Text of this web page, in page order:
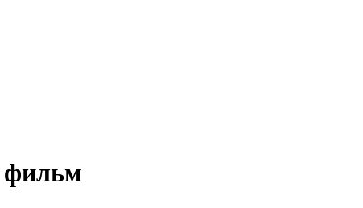
фильм